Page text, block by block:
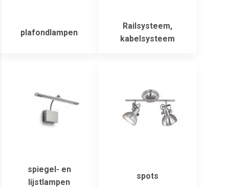
plafondlampen
Railsysteem,
kabelsysteem
spiegel- en
lijstlampen
spots